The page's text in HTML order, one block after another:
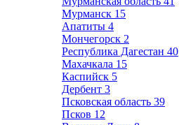
Мурманск 15
Апатиты 4
Мончегорск 2
Республика Дагестан 40
Махачкала 15
Каспийск 5
Дербент 3
Псковская область 39
Псков 12